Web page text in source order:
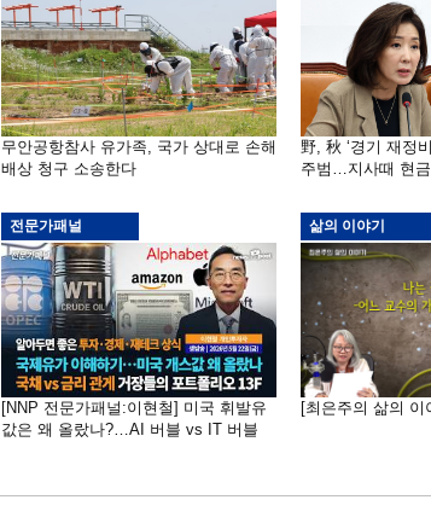
무안공항참사 유가족, 국가 상대로 손해
배상 청구 소송한다
野, 秋 ‘경기 재정
주범…지사때 현금
전문가패널
[NNP 전문가패널:이현철] 미국 휘발유
값은 왜 올랐나?…AI 버블 vs IT 버블
삶의 이야기
[최은주의 삶의